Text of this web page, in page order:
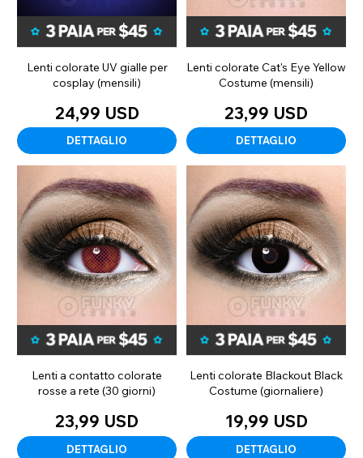
Lenti colorate UV gialle per
cosplay (mensili)
24,99 USD
DETTAGLIO
Lenti colorate Cat's Eye Yellow
Costume (mensili)
23,99 USD
DETTAGLIO
Lenti a contatto colorate
rosse a rete (30 giorni)
23,99 USD
DETTAGLIO
Lenti colorate Blackout Black
Costume (giornaliere)
19,99 USD
DETTAGLIO